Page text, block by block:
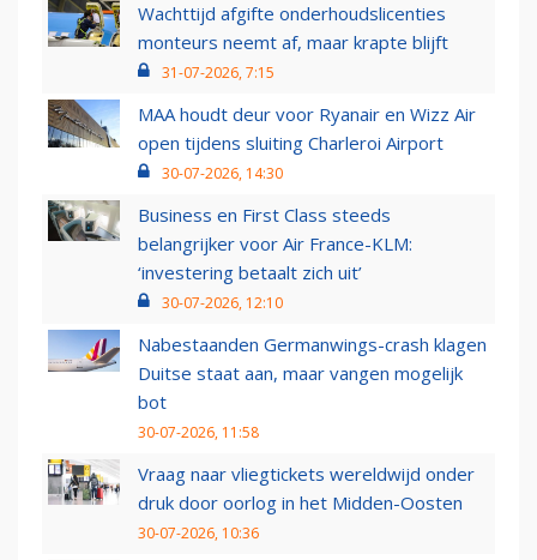
Wachttijd afgifte onderhoudslicenties
monteurs neemt af, maar krapte blijft
31-07-2026, 7:15
MAA houdt deur voor Ryanair en Wizz Air
open tijdens sluiting Charleroi Airport
30-07-2026, 14:30
Business en First Class steeds
belangrijker voor Air France-KLM:
‘investering betaalt zich uit’
30-07-2026, 12:10
Nabestaanden Germanwings-crash klagen
Duitse staat aan, maar vangen mogelijk
bot
30-07-2026, 11:58
Vraag naar vliegtickets wereldwijd onder
druk door oorlog in het Midden-Oosten
30-07-2026, 10:36